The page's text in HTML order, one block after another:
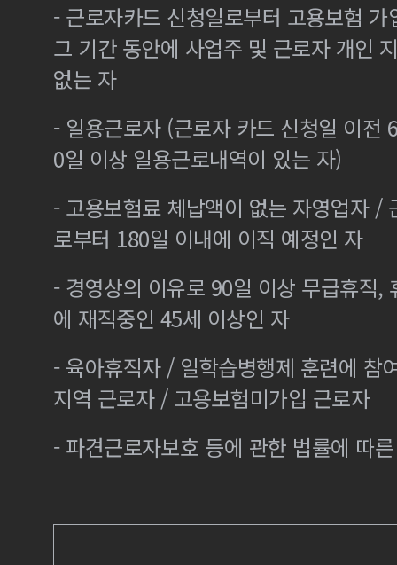
- 근로자카드 신청일로부터 고용보험
그 기간 동안에 사업주 및 근로자 개인
없는 자
- 일용근로자 (근로자 카드 신청일 이전
0일 이상 일용근로내역이 있는 자)
- 고용보험료 체납액이 없는 자영업자 /
로부터 180일 이내에 이직 예정인 자
- 경영상의 이유로 90일 이상 무급휴직,
에 재직중인 45세 이상인 자
- 육아휴직자 / 일학습병행제 훈련에 참
지역 근로자 / 고용보험미가입 근로자
- 파견근로자보호 등에 관한 법률에 따